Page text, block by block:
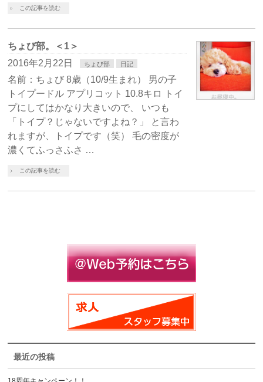
この記事を読む
ちょび部。＜1＞
2016年2月22日
ちょび部 日記
名前：ちょび 8歳（10/9生まれ） 男の子
トイプードル アプリコット 10.8キロ トイ
プにしてはかなり大きいので、 いつも
「トイプ？じゃないですよね？」 と言わ
れますが、トイプです（笑） 毛の密度が
濃くてふっさふさ …
この記事を読む
最近の投稿